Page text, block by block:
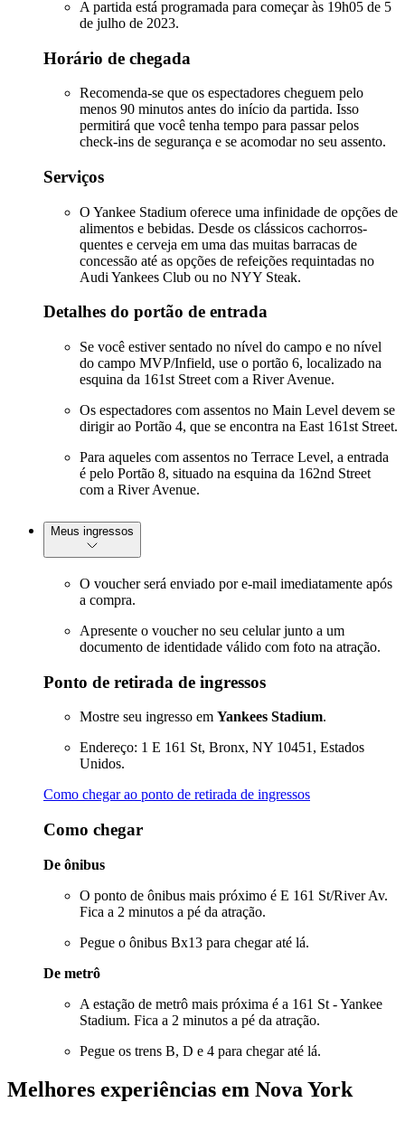
A partida está programada para começar às 19h05 de 5
de julho de 2023.
Horário de chegada
Recomenda-se que os espectadores cheguem pelo
menos 90 minutos antes do início da partida. Isso
permitirá que você tenha tempo para passar pelos
check-ins de segurança e se acomodar no seu assento.
Serviços
O Yankee Stadium oferece uma infinidade de opções de
alimentos e bebidas. Desde os clássicos cachorros-
quentes e cerveja em uma das muitas barracas de
concessão até as opções de refeições requintadas no
Audi Yankees Club ou no NYY Steak.
Detalhes do portão de entrada
Se você estiver sentado no nível do campo e no nível
do campo MVP/Infield, use o portão 6, localizado na
esquina da 161st Street com a River Avenue.
Os espectadores com assentos no Main Level devem se
dirigir ao Portão 4, que se encontra na East 161st Street.
Para aqueles com assentos no Terrace Level, a entrada
é pelo Portão 8, situado na esquina da 162nd Street
com a River Avenue.
Meus ingressos
O voucher será enviado por e-mail imediatamente após
a compra.
Apresente o voucher no seu celular junto a um
documento de identidade válido com foto na atração.
Ponto de retirada de ingressos
Mostre seu ingresso em Yankees Stadium.
Endereço: 1 E 161 St, Bronx, NY 10451, Estados
Unidos.
Como chegar ao ponto de retirada de ingressos
Como chegar
De ônibus
O ponto de ônibus mais próximo é E 161 St/River Av.
Fica a 2 minutos a pé da atração.
Pegue o ônibus Bx13 para chegar até lá.
De metrô
A estação de metrô mais próxima é a 161 St - Yankee
Stadium. Fica a 2 minutos a pé da atração.
Pegue os trens B, D e 4 para chegar até lá.
Melhores experiências em Nova York